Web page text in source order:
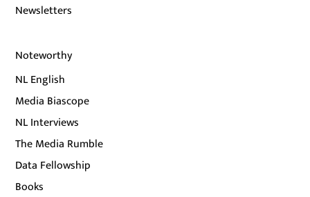
Newsletters
Noteworthy
NL English
Media Biascope
NL Interviews
The Media Rumble
Data Fellowship
Books